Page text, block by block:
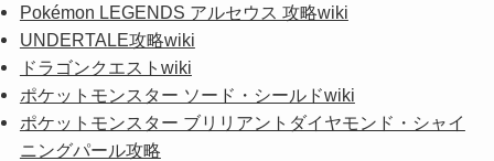
Pokémon LEGENDS アルセウス 攻略wiki
UNDERTALE攻略wiki
ドラゴンクエストwiki
ポケットモンスター ソード・シールドwiki
ポケットモンスター ブリリアントダイヤモンド・シャイ
ニングパール攻略